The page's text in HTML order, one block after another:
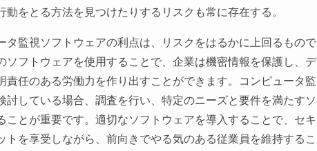
をとる方法を見つけたりするリスクも常に存在する。
タ監視ソフトウェアの利点は、リスクをはるかに上回るもので
ソフトウェアを使用することで、企業は機密情報を保護し、デ
責任のある労働力を作り出すことができます。コンピュータ監
している場合、調査を行い、特定のニーズと要件を満たすソ
ことが重要です。適切なソフトウェアを導入することで、セキ
トを享受しながら、前向きでやる気のある従業員を維持するこ